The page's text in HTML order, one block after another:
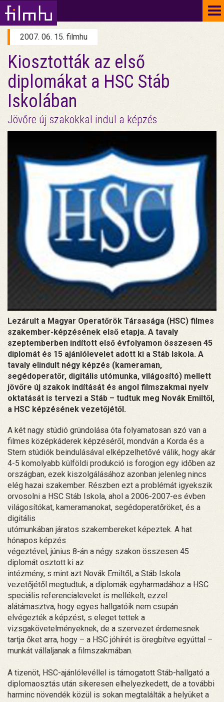
2007. 06. 15. filmhu
Kiosztották az első
diplomákat a HSC Stáb
Iskolában
Jövőre új szakokkal indul a képzés
Lezárult a Magyar Operatőrök Társasága (HSC) filmes
szakember-képzésének első etapja. A tavaly
szeptemberben indított első évfolyamon összesen 45
diplomát és 15 ajánlólevelet adott ki a Stáb Iskola. A
tavaly elindult négy képzés (kameraman,
segédoperatőr, digitális utómunka, világosító) mellett
jövőre új szakok indítását és angol filmszakmai nyelv
oktatását is tervezi a Stáb – tudtuk meg Novák Emiltől,
a HSC képzésének vezetőjétől.
A két nagy stúdió gründolása óta folyamatosan szó van a
filmes középkáderek képzéséről, mondván a Korda és a
Stern stúdiók beindulásával elképzelhetővé válik, hogy akár
4-5 komolyabb külföldi produkció is forogjon egy időben az
országban, ezek kiszolgálásához azonban jelenleg nincs
elég hazai szakember. Részben ezt a problémát igyekszik
orvosolni a HSC Stáb Iskola, ahol a 2006-2007-es évben
világosítókat, kameramanokat, segédoperatőröket, és a
digitális
utómunkában járatos szakembereket képeztek. A hat
hónapos képzés
végeztével, június 8-án a négy szakon összesen 45
diplomát osztott ki az
intézmény, s mint azt Novák Emiltől, a Stáb Iskola
vezetőjétől megtudtuk, a diplomák egyharmadához a HSC
speciális referencialevelet is mellékelt, ezzel
alátámasztva, hogy egyes hallgatóik nem csupán
elvégezték a képzést, s eleget tettek a
vizsgakövetelményeknek, de a szervezet érdemesnek
tartja őket arra, hogy – a HSC jóhírét is öregbítve egyúttal –
munkát vállaljanak a filmszakmában.
A tizenöt, HSC-ajánlólevéllel is támogatott Stáb-hallgató a
diplomaosztás után sikeresen elhelyezkedett, de a további
harminc növendék közül is sokan megtalálták a helyüket a